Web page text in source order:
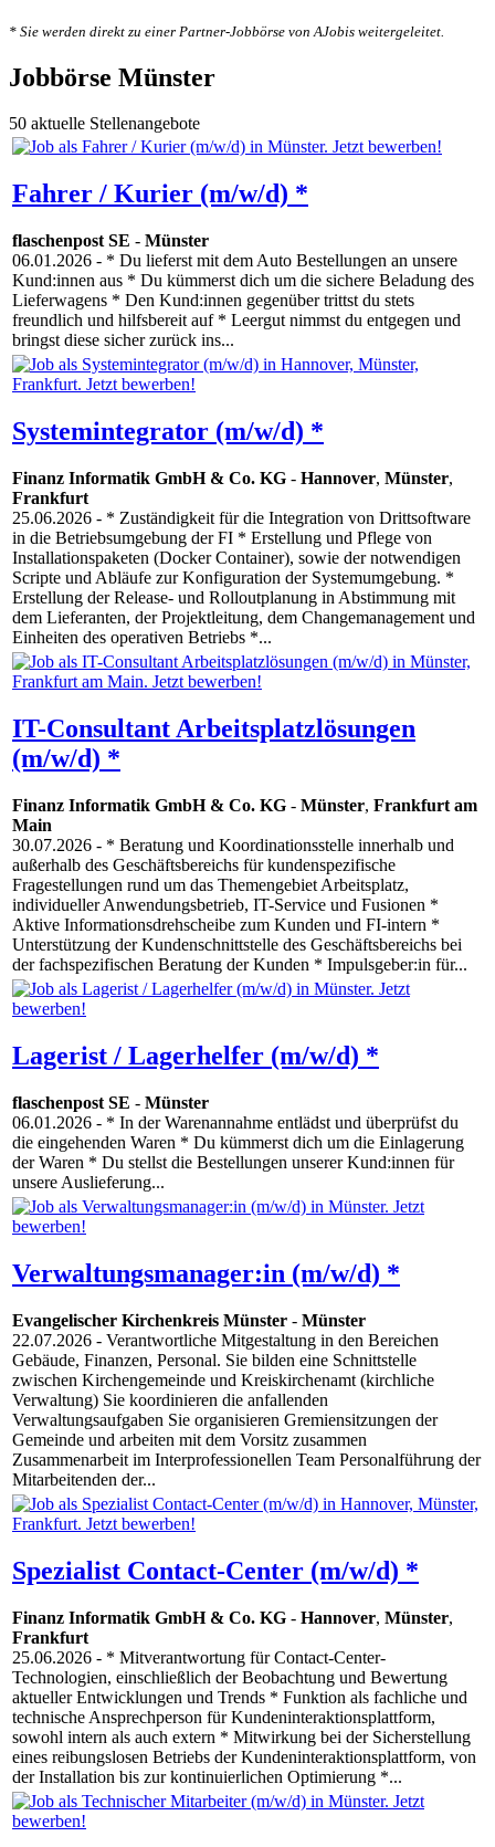
* Sie werden direkt zu einer Partner-Jobbörse von AJobis weitergeleitet.
Jobbörse Münster
50 aktuelle Stellenangebote
Fahrer / Kurier (m/w/d) *
flaschenpost SE - Münster
06.01.2026 - * Du lieferst mit dem Auto Bestellungen an unsere
Kund:innen aus * Du kümmerst dich um die sichere Beladung des
Lieferwagens * Den Kund:innen gegenüber trittst du stets
freundlich und hilfsbereit auf * Leergut nimmst du entgegen und
bringst diese sicher zurück ins...
Systemintegrator (m/w/d) *
Finanz Informatik GmbH & Co. KG - Hannover, Münster,
Frankfurt
25.06.2026 - * Zuständigkeit für die Integration von Drittsoftware
in die Betriebsumgebung der FI * Erstellung und Pflege von
Installationspaketen (Docker Container), sowie der notwendigen
Scripte und Abläufe zur Konfiguration der Systemumgebung. *
Erstellung der Release- und Rolloutplanung in Abstimmung mit
dem Lieferanten, der Projektleitung, dem Changemanagement und
Einheiten des operativen Betriebs *...
IT-Consultant Arbeitsplatzlösungen
(m/w/d) *
Finanz Informatik GmbH & Co. KG - Münster, Frankfurt am
Main
30.07.2026 - * Beratung und Koordinationsstelle innerhalb und
außerhalb des Geschäftsbereichs für kundenspezifische
Fragestellungen rund um das Themengebiet Arbeitsplatz,
individueller Anwendungsbetrieb, IT-Service und Fusionen *
Aktive Informationsdrehscheibe zum Kunden und FI-intern *
Unterstützung der Kundenschnittstelle des Geschäftsbereichs bei
der fachspezifischen Beratung der Kunden * Impulsgeber:in für...
Lagerist / Lagerhelfer (m/w/d) *
flaschenpost SE - Münster
06.01.2026 - * In der Warenannahme entlädst und überprüfst du
die eingehenden Waren * Du kümmerst dich um die Einlagerung
der Waren * Du stellst die Bestellungen unserer Kund:innen für
unsere Auslieferung...
Verwaltungsmanager:in (m/w/d) *
Evangelischer Kirchenkreis Münster - Münster
22.07.2026 - Verantwortliche Mitgestaltung in den Bereichen
Gebäude, Finanzen, Personal. Sie bilden eine Schnittstelle
zwischen Kirchengemeinde und Kreiskirchenamt (kirchliche
Verwaltung) Sie koordinieren die anfallenden
Verwaltungsaufgaben Sie organisieren Gremiensitzungen der
Gemeinde und arbeiten mit dem Vorsitz zusammen
Zusammenarbeit im Interprofessionellen Team Personalführung der
Mitarbeitenden der...
Spezialist Contact-Center (m/w/d) *
Finanz Informatik GmbH & Co. KG - Hannover, Münster,
Frankfurt
25.06.2026 - * Mitverantwortung für Contact-Center-
Technologien, einschließlich der Beobachtung und Bewertung
aktueller Entwicklungen und Trends * Funktion als fachliche und
technische Ansprechperson für Kundeninteraktionsplattform,
sowohl intern als auch extern * Mitwirkung bei der Sicherstellung
eines reibungslosen Betriebs der Kundeninteraktionsplattform, von
der Installation bis zur kontinuierlichen Optimierung *...